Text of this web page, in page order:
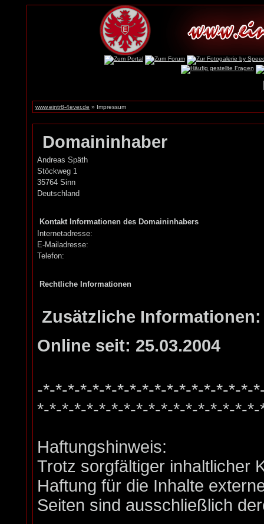
www.eintr8-4ever.de » Impressum
Domaininhaber
Andreas Späth
Stöckweg 1
35764 Sinn
Deutschland
Kontakt Informationen des Domaininhabers
Internetadresse:
E-Mailadresse:
Telefon:
Rechtliche Informationen
Zusätzliche Informationen:
Online seit: 25.03.2004
-*-*-*-*-*-*-*-*-*-*-*-*-*-*-*-*-*-
*-*-*-*-*-*-*-*-*-*-*-*-*-*-*-*-*-
Haftungshinweis:
Trotz sorgfältiger inhaltlicher
Haftung für die Inhalte
Seiten sind ausschließlich